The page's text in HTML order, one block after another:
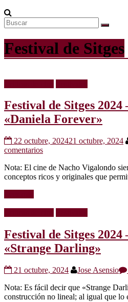
Festival de Sitges
Festival de Sitges
«Daniela Forever»
22 octubre, 202421 octubre, 2024
comentarios
Nota: El cine de Nacho Vigalondo
conceptos ricos y originales que
Festival de Sitges
«Strange Darling»
21 octubre, 2024 Jose Asensio
Nota: Es fácil decir que «Strange
construcción no lineal; al igual que lo